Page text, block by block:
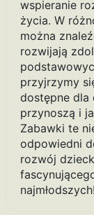
wspieranie
życia. W
można
rozwijają
przyjrzymy
dostępne dla
przynoszą i
Zabawki te
odpowiedni
rozwój
najmłodszych!